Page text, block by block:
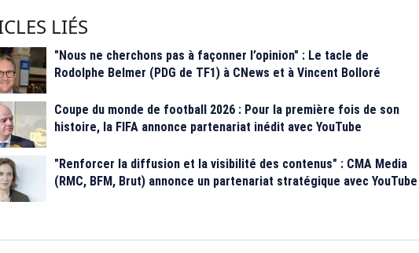
LIÉS
"Nous ne cherchons pas à façonner l’opinion" : Le tacle de
Rodolphe Belmer (PDG de TF1) à CNews et à Vincent Bolloré
Coupe du monde de football 2026 : Pour la première fois de son
histoire, la FIFA annonce partenariat inédit avec YouTube
"Renforcer la diffusion et la visibilité des contenus" : CMA Media
(RMC, BFM, Brut) annonce un partenariat stratégique avec YouTube